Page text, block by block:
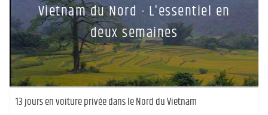
Vietnam du Nord - L'essentiel en
deux semaines
13 jours en voiture privée dans le Nord du Vietnam